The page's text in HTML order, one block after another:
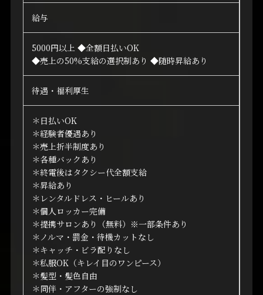
給与
5000円以上 ◆全額日払いOK
◆売上の50%支給の選択制あり ◆随時昇給あり
待遇・福利厚生
＊日払いOK
＊経験者優遇あり
＊売上折半制度あり
＊各種バックあり
＊終電後はタクシー代全額支給
＊昇給あり
＊レンタルドレス・ヒールあり
＊個人ロッカー完備
＊提携サロンあり（無料）※一部条件あり
＊ノルマ・罰金・待機カットなし
＊キャッチ・ビラ配りなし
＊私服OK（キレイ目のワンピース）
＊髪型・髪色自由
＊同伴・アフターの強制なし